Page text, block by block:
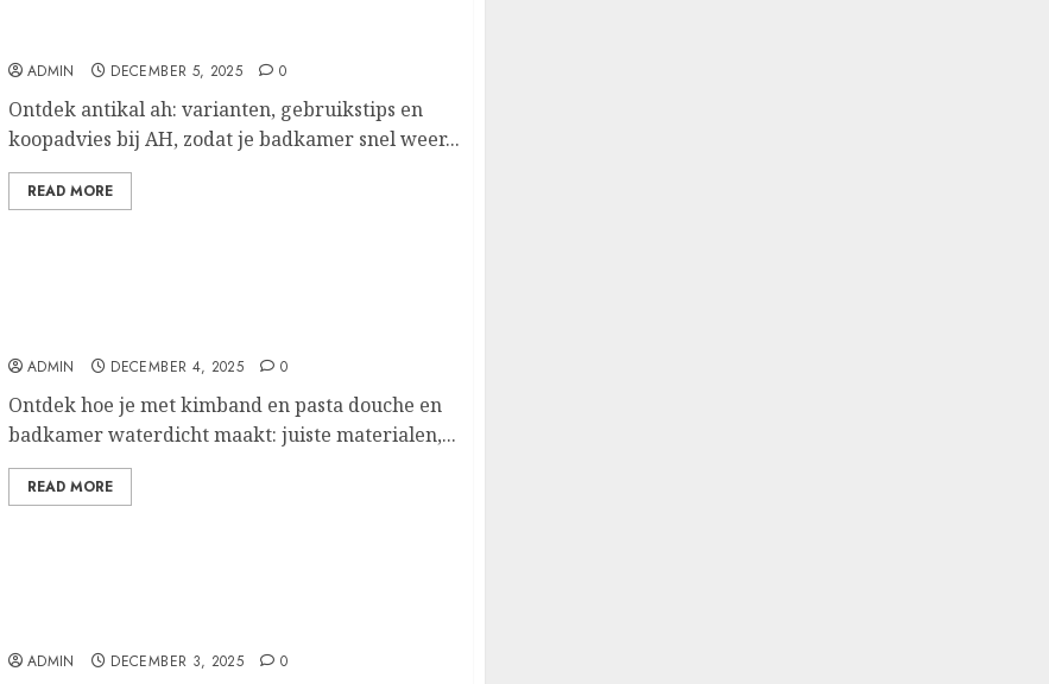
ADMIN DECEMBER 5, 2025 0
Ontdek antikal ah: varianten, gebruikstips en
koopadvies bij AH, zodat je badkamer snel weer...
READ MORE
ADMIN DECEMBER 4, 2025 0
Ontdek hoe je met kimband en pasta douche en
badkamer waterdicht maakt: juiste materialen,...
READ MORE
ADMIN DECEMBER 3, 2025 0